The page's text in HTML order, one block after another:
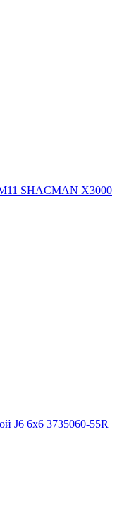
SHACMAN X3000
J6 6x6 3735060-55R